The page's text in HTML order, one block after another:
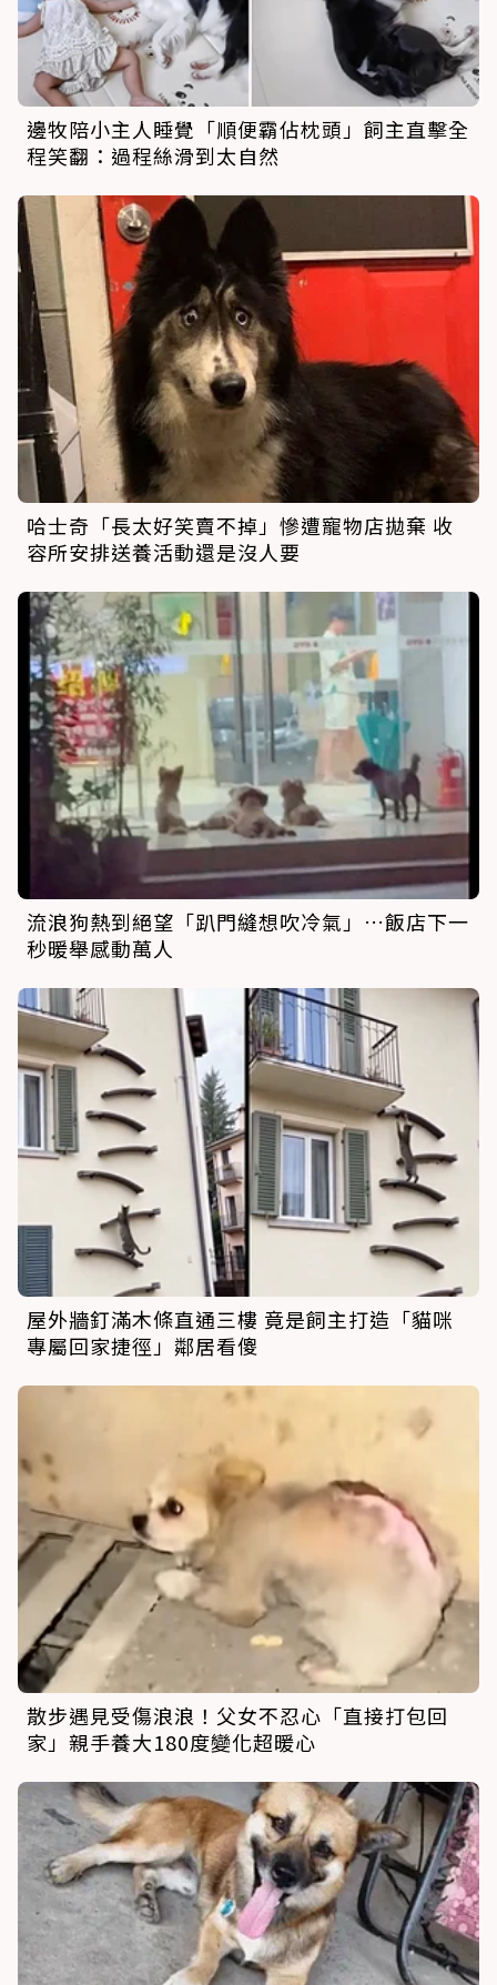
邊牧陪小主人睡覺「順便霸佔枕頭」飼主直擊全
程笑翻：過程絲滑到太自然
哈士奇「長太好笑賣不掉」慘遭寵物店拋棄 收
容所安排送養活動還是沒人要
流浪狗熱到絕望「趴門縫想吹冷氣」…飯店下一
秒暖舉感動萬人
屋外牆釘滿木條直通三樓 竟是飼主打造「貓咪
專屬回家捷徑」鄰居看傻
散步遇見受傷浪浪！父女不忍心「直接打包回
家」親手養大180度變化超暖心